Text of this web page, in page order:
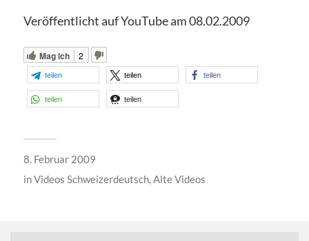
Veröffentlicht auf YouTube am 08.02.2009
Mag ich 2
teilen teilen teilen
teilen teilen
8. Februar 2009
inVideos Schweizerdeutsch,Alte Videos